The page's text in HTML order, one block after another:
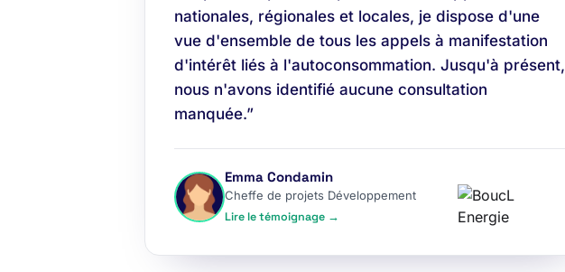
nationales, régionales et locales, je dispose d'une
vue d'ensemble de tous les appels à manifestation
d'intérêt liés à l'autoconsommation. Jusqu'à présent,
nous n'avons identifié aucune consultation
manquée.”
Emma Condamin
Cheffe de projets Développement
Lire le témoignage →